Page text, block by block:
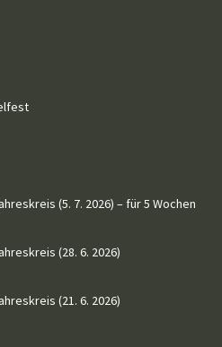
(5. 7. 2026) – für 5 Wochen
(28. 6. 2026)
(21. 6. 2026)